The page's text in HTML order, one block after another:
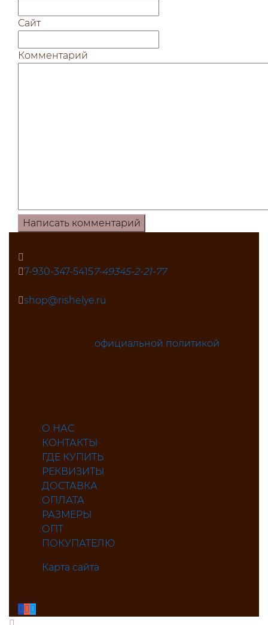
Сайт
Комментарий
7-930-347-54157-49345-2-21-77Пн-Пят 8:00-
shop@rishelye.ru
официальной политикой
О НАС
КОНТАКТЫ
ГДЕ КУПИТЬ
РЕКВИЗИТЫ
ДОСТАВКА
ОПЛАТА
РАЗМЕРЫ
ОПТ
ПОКУПАТЕЛЮ
Карта сайта